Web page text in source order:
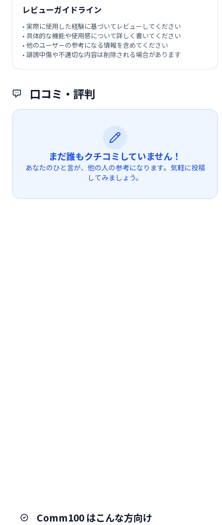
口コミ・評判
まだ誰もクチコミしていません！
あなたのひと言が、他の人の参考になります。気軽に投稿
してみましょう。
レビューガイドライン
• 実際に使用した経験に基づいてレビューしてください
• 具体的な機能や使用感について詳しく書いてください
• 他のユーザーの参考になる情報を含めてください
• 誹謗中傷や不適切な内容は削除される場合があります
Comm100 はこんな方向け